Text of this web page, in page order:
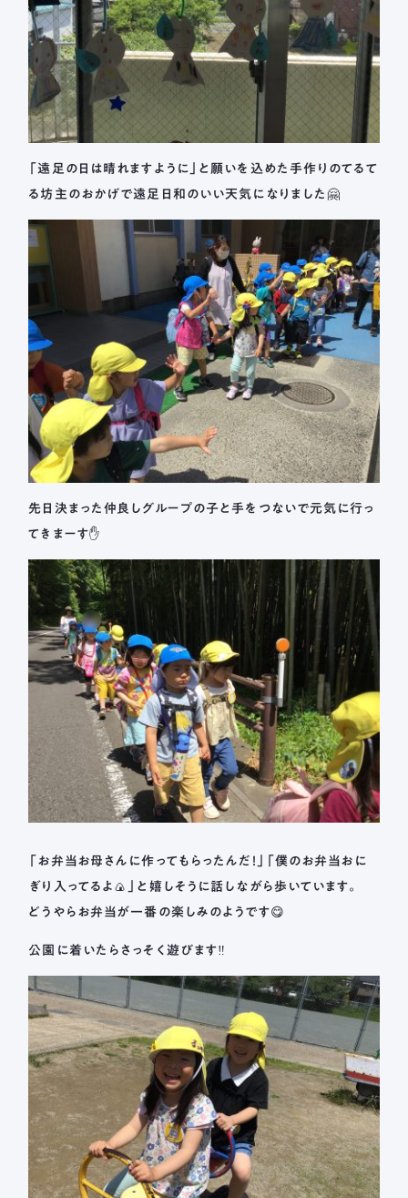
「遠足の日は晴れますように」と願いを込めた手作りのてるて
る坊主のおかげで遠足日和のいい天気になりました🤗
先日決まった仲良しグループの子と手をつないで元気に行っ
てきまーす✋
「お弁当お母さんに作ってもらったんだ！」「僕のお弁当おに
ぎり入ってるよ🍙」と嬉しそうに話しながら歩いています。
どうやらお弁当が一番の楽しみのようです😋
公園に着いたらさっそく遊びます‼